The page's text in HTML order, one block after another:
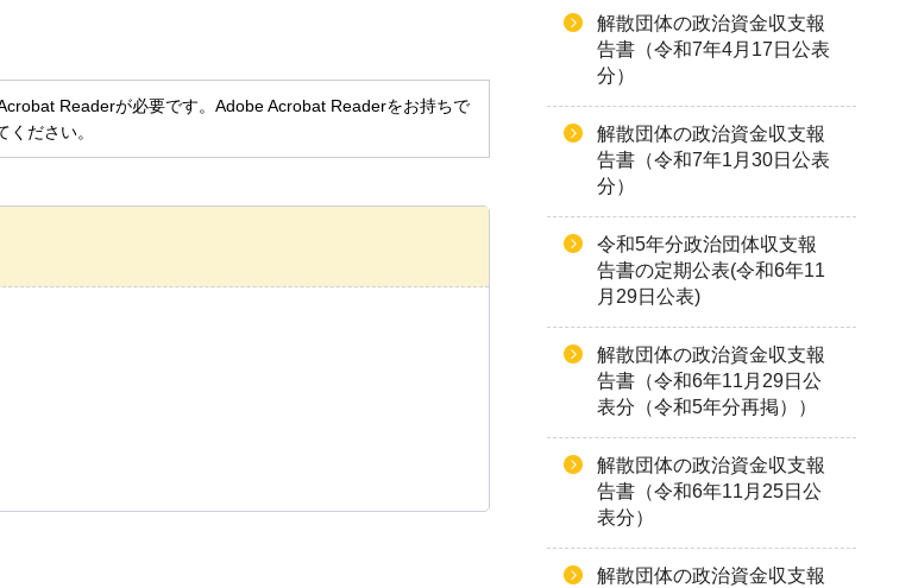
Readerが必要です。Adobe Acrobat Readerをお持ちで
ださい。
解散団体の政治資金収支報
告書（令和7年4月17日公表
分）
解散団体の政治資金収支報
告書（令和7年1月30日公表
分）
令和5年分政治団体収支報
告書の定期公表(令和6年11
月29日公表)
解散団体の政治資金収支報
告書（令和6年11月29日公
表分（令和5年分再掲））
解散団体の政治資金収支報
告書（令和6年11月25日公
表分）
解散団体の政治資金収支報